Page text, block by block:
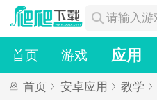
首页 游戏 应用
首页 安卓应用 教学